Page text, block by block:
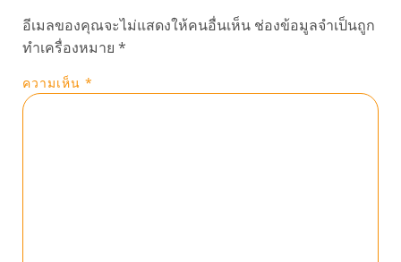
อีเมลของคุณจะไม่แสดงให้คนอื่นเห็น ช่องข้อมูลจำเป็นถูก
ทำเครื่องหมาย *
ความเห็น *